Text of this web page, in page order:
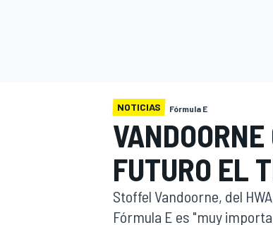
NOTICIAS Fórmula E
FUTURO EL
Stoffel Vandoorne, del
Fórmula E es "muy